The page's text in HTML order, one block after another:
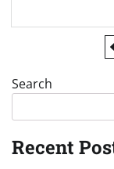
pagination
Search
Recent